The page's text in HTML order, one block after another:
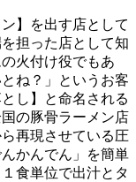
】を出す店として
担った店として知
火付け役でもあ
ね？」というお客
し】と命名される
の豚骨ラーメン店
再現させている圧
かんでん」を簡単
食単位で出汁とタ